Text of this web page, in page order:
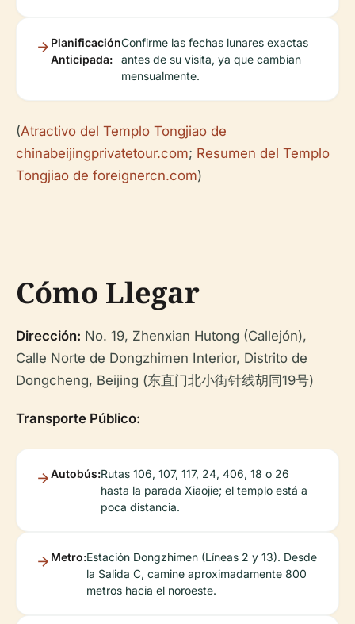
Planificación
Anticipada:
Confirme las fechas lunares exactas
antes de su visita, ya que cambian
mensualmente.
(Atractivo del Templo Tongjiao de
chinabeijingprivatetour.com; Resumen del Templo
Tongjiao de foreignercn.com)
Cómo Llegar
Dirección: No. 19, Zhenxian Hutong (Callejón),
Calle Norte de Dongzhimen Interior, Distrito de
Dongcheng, Beijing (东直门北小街针线胡同19号)
Transporte Público:
Autobús:Rutas 106, 107, 117, 24, 406, 18 o 26
hasta la parada Xiaojie; el templo está a
poca distancia.
Metro:Estación Dongzhimen (Líneas 2 y 13). Desde
la Salida C, camine aproximadamente 800
metros hacia el noroeste.